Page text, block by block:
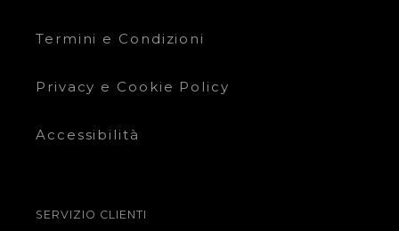
Termini e Condizioni
Privacy e Cookie Policy
Accessibilità
SERVIZIO CLIENTI